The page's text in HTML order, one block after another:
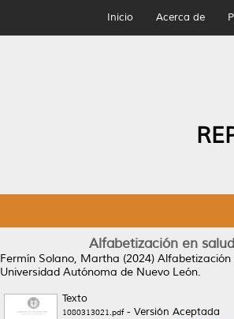
Inicio Acerca de
Alfabetización en
Fermín Solano, Martha (2024) Alfabetización
Universidad Autónoma de Nuevo León.
Texto
1080313021.pdf- Versión Aceptada